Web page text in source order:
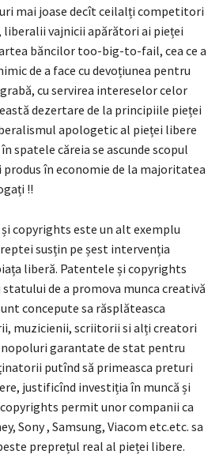
mai joase decît ceilalți competitori
liberalii vajnicii apărători ai pieței
băncilor too-big-to-fail, cea ce a
de a face cu devoțiunea pentru
cu servirea intereselor celor
dezertare de la principiile pieței
apologetic al pieței libere
spatele căreia se ascunde scopul
în economie de la majoritatea
!!
copyrights este un alt exemplu
susțin pe șest intervenția
liberă. Patentele și copyrights
de a promova munca creativă
concepute sa răsplăteasca
muzicienii, scriitorii si alți creatori
garantate de stat pentru
putînd să primeasca preturi
justificînd investiția în muncă și
permit unor companii ca
Sony , Samsung, Viacom etc.etc. sa
preprețul real al pieței libere.